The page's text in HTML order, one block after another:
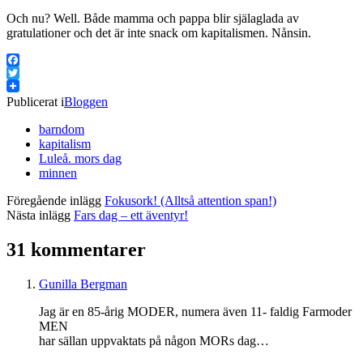
Och nu? Well. Både mamma och pappa blir själaglada av
gratulationer och det är inte snack om kapitalismen. Nånsin.
Facebook
Twitter
Publicerat iBloggen
barndom
kapitalism
Luleå. mors dag
minnen
Föregående inlägg Fokusork! (Alltså attention span!)
Nästa inlägg Fars dag – ett äventyr!
31 kommentarer
Gunilla Bergman
Jag är en 85-årig MODER, numera även 11- faldig Farmoder
MEN
har sällan uppvaktats på någon MORs dag…